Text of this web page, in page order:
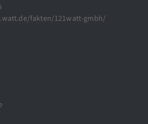
fakten/121watt-gmbh/